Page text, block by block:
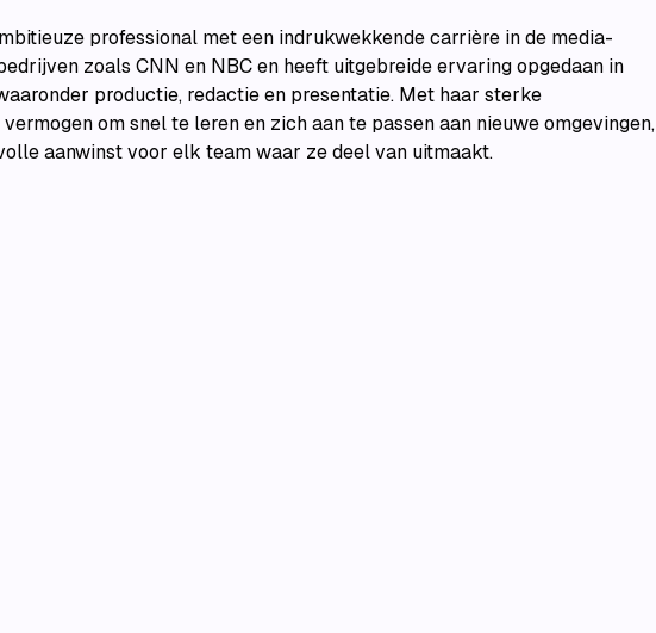
professional met een indrukwekkende carrière in de media-
zoals CNN en NBC en heeft uitgebreide ervaring opgedaan in
productie, redactie en presentatie. Met haar sterke
om snel te leren en zich aan te passen aan nieuwe omgevingen,
aanwinst voor elk team waar ze deel van uitmaakt.